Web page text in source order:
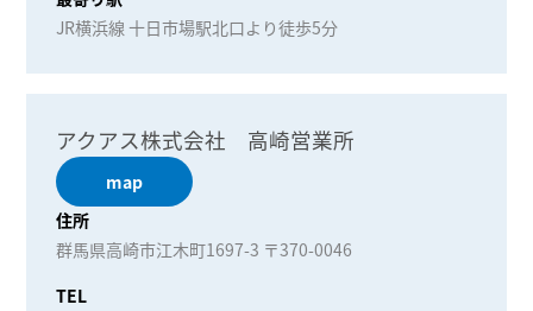
JR横浜線 十日市場駅北口より徒歩5分
アクアス株式会社 高崎営業所
map
住所
群馬県高崎市江木町1697-3 〒370-0046
TEL